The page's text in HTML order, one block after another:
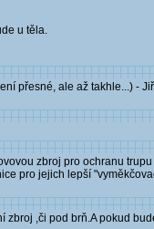
u těla.
přesné, ale až takhle...) -
zbroj pro ochranu trupu
pro jejich lepší
zbroj ,či pod brň.A pokud